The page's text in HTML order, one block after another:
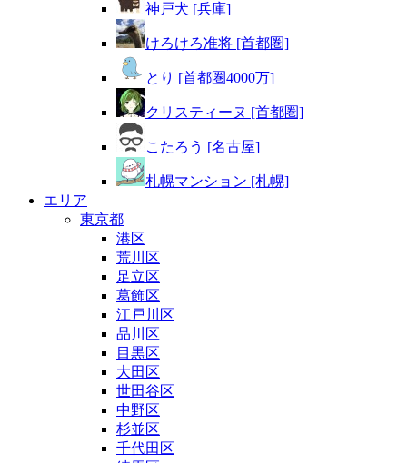
神戸犬 [兵庫]
けろけろ准将 [首都圏]
とり [首都圏4000万]
クリスティーヌ [首都圏]
こたろう [名古屋]
札幌マンション [札幌]
エリア
東京都
港区
荒川区
足立区
葛飾区
江戸川区
品川区
目黒区
大田区
世田谷区
中野区
杉並区
千代田区